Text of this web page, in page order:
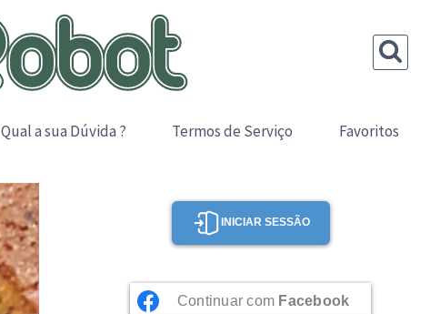
Qual a sua Dúvida ? Termos de Serviço Favoritos
INICIAR SESSÃO
Continuar com Facebook